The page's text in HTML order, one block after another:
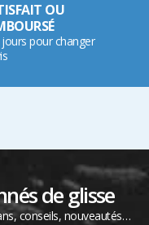
OU
pour changer
de glisse
conseils, nouveautés…